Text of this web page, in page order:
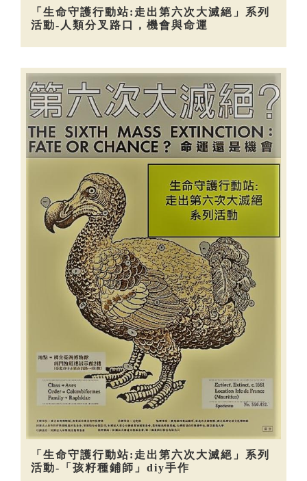
「生命守護行動站:走出第六次大滅絕」系列
活動-人類分叉路口，機會與命運
「生命守護行動站:走出第六次大滅絕」系列
活動-「孩籽種鋪師」diy手作